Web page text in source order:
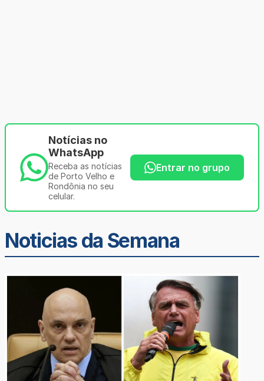
Notícias no
WhatsApp
Receba as notícias
de Porto Velho e
Rondônia no seu
celular.
Entrar no grupo
Noticias da Semana